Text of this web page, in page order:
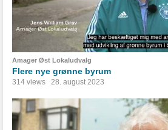
Amager Øst Lokaludvalg
Flere nye grønne byrum
314 views 28. august 2023